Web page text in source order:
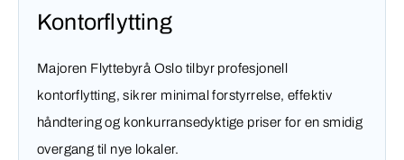
Kontorflytting
Majoren Flyttebyrå Oslo tilbyr profesjonell
kontorflytting, sikrer minimal forstyrrelse, effektiv
håndtering og konkurransedyktige priser for en smidig
overgang til nye lokaler.